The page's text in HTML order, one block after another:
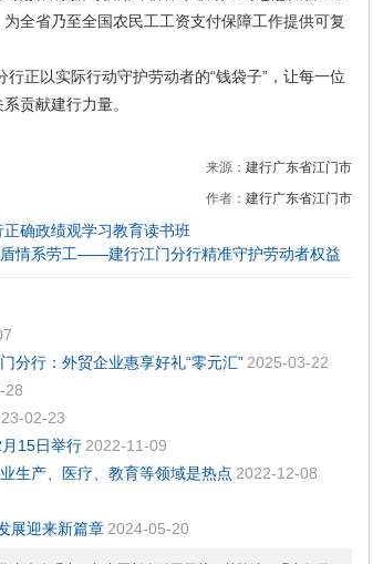
全省乃至全国农民工工资支付保障工作提供可复
正以实际行动守护劳动者的“钱袋子”，让每一位
贡献建行力量。
来源： 建行广东省江门市
作者： 建行广东省江门市
确政绩观学习教育读书班
情系劳工——建行江门分行精准守护劳动者权益
行：外贸企业惠享好礼“零元汇” 2025-03-22
28
02-23
15日举行 2022-11-09
生产、医疗、教育等领域是热点 2022-12-08
展迎来新篇章 2024-05-20